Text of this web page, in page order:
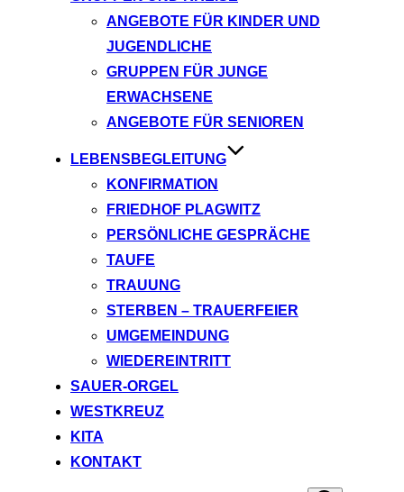
ANGEBOTE FÜR KINDER UND
JUGENDLICHE
GRUPPEN FÜR JUNGE
ERWACHSENE
ANGEBOTE FÜR SENIOREN
LEBENSBEGLEITUNG
KONFIRMATION
FRIEDHOF PLAGWITZ
PERSÖNLICHE GESPRÄCHE
TAUFE
TRAUUNG
STERBEN – TRAUERFEIER
UMGEMEINDUNG
WIEDEREINTRITT
SAUER-ORGEL
WESTKREUZ
KITA
KONTAKT